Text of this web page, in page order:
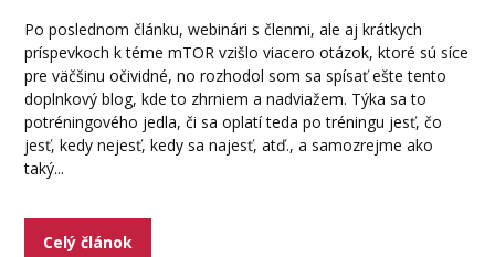
Po poslednom článku, webinári s členmi, ale aj krátkych
príspevkoch k téme mTOR vzišlo viacero otázok, ktoré sú síce
pre väčšinu očividné, no rozhodol som sa spísať ešte tento
doplnkový blog, kde to zhrniem a nadviažem. Týka sa to
potréningového jedla, či sa oplatí teda po tréningu jesť, čo
jesť, kedy nejesť, kedy sa najesť, atď., a samozrejme ako
taký...
Celý článok